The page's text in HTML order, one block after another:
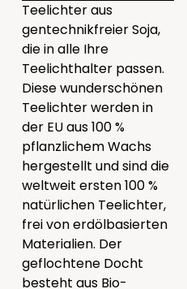
Teelichter aus
gentechnikfreier Soja,
die in alle Ihre
Teelichthalter passen.
Diese wunderschönen
Teelichter werden in
der EU aus 100 %
pflanzlichem Wachs
hergestellt und sind die
weltweit ersten 100 %
natürlichen Teelichter,
frei von erdölbasierten
Materialien. Der
geflochtene Docht
besteht aus Bio-